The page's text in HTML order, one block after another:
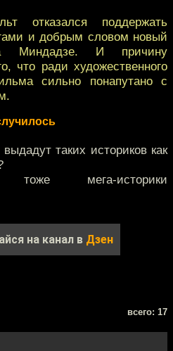
отказался поддержать
и добрым словом новый
Миндадзе. И причину
что ради художественного
сильно понапутано с
таких историков как
мега-историки
на канал в Дзен
всего: 17